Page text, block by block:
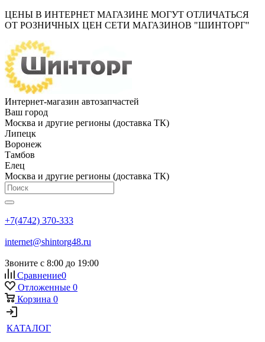
ЦЕНЫ В ИНТЕРНЕТ МАГАЗИНЕ МОГУТ ОТЛИЧАТЬСЯ
ОТ РОЗНИЧНЫХ ЦЕН СЕТИ МАГАЗИНОВ "ШИНТОРГ"
Интернет-магазин автозапчастей
Ваш город
Москва и другие регионы (доставка ТК)
Липецк
Воронеж
Тамбов
Елец
Москва и другие регионы (доставка ТК)
+7(4742) 370-333
internet@shintorg48.ru
Звоните с 8:00 до 19:00
Сравнение0
Отложенные 0
Корзина 0
КАТАЛОГ